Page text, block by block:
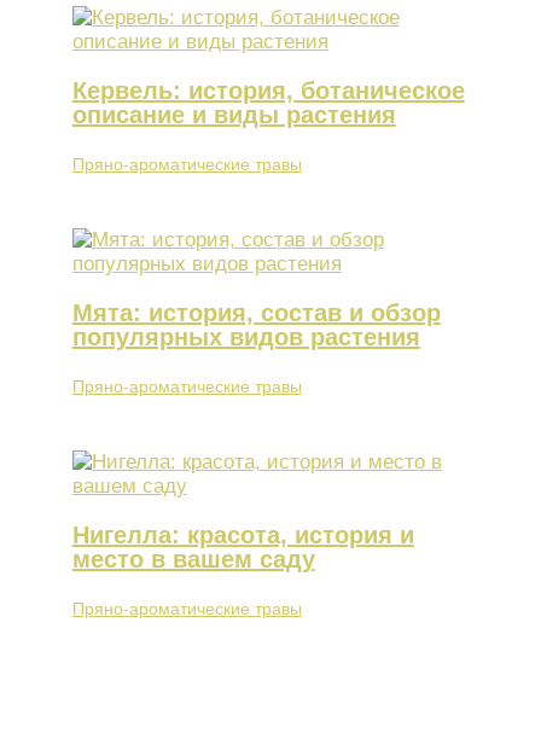
Кервель: история, ботаническое
описание и виды растения
Пряно-ароматические травы
Мята: история, состав и обзор
популярных видов растения
Пряно-ароматические травы
Нигелла: красота, история и
место в вашем саду
Пряно-ароматические травы